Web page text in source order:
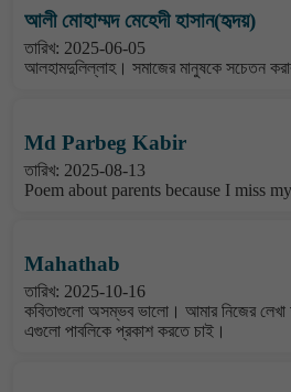
আলী মোহাম্মদ মেহেদী হাসান(হৃদয়)
তারিখ: 2025-06-05
আলহামদুলিল্লাহ। সমাজের মানুষকে সচেতন
Md Parbeg Kabir
তারিখ: 2025-08-13
Poem about parents because I miss
Mahathab
তারিখ: 2025-10-16
কবিতাগুলো অসম্ভব ভালো। আমার নিজের
এগুলো পাবলিকে প্রকাশ করতে চাই।